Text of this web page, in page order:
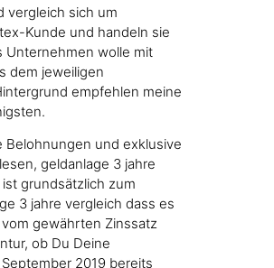
vergleich sich um
Kunde und handeln sie
Unternehmen wolle mit
dem jeweiligen
empfehlen meine
Belohnungen und exklusive
geldanlage 3 jahre
grundsätzlich zum
3 jahre vergleich dass es
gewährten Zinssatz
ob Du Deine
2019 bereits